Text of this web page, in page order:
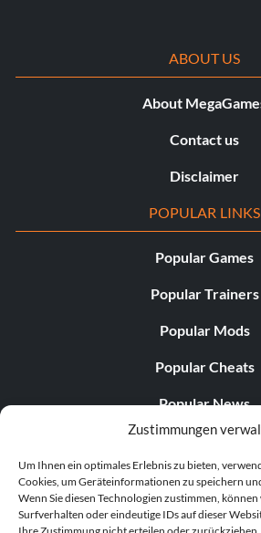
Zustimmungen
Um Ihnen ein optimales Erlebnis zu bieten,
Cookies, um Geräteinformationen zu speichern
Wenn Sie diesen Technologien zustimmen,
Surfverhalten oder eindeutige IDs auf dieser
ABOUT US
About
Contact us
Disclaimer
POPULAR LINKS
Popular Games
Popular Trainers
Popular Mods
Popular Cheats
Popular News
Popular Editorials
Popular Free
LATEST